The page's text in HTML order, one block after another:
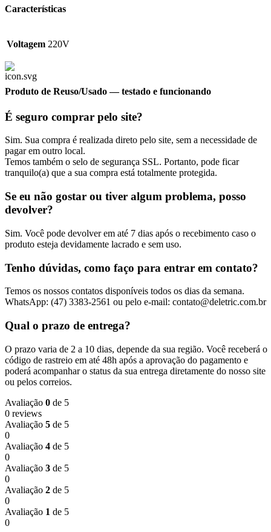
Características
Voltagem 220V
Produto de Reuso/Usado— testado e funcionando
É seguro comprar pelo site?
Sim. Sua compra é realizada direto pelo site, sem a necessidade de
pagar em outro local.
Temos também o selo de segurança SSL. Portanto, pode ficar
tranquilo(a) que a sua compra está totalmente protegida.
Se eu não gostar ou tiver algum problema, posso
devolver?
Sim. Você pode devolver em até 7 dias após o recebimento caso o
produto esteja devidamente lacrado e sem uso.
Tenho dúvidas, como faço para entrar em contato?
Temos os nossos contatos disponíveis todos os dias da semana.
WhatsApp: (47) 3383-2561 ou pelo e-mail: contato@deletric.com.br
Qual o prazo de entrega?
O prazo varia de 2 a 10 dias, depende da sua região. Você receberá o
código de rastreio em até 48h após a aprovação do pagamento e
poderá acompanhar o status da sua entrega diretamente do nosso site
ou pelos correios.
Avaliação 0 de 5
0 reviews
Avaliação 5 de 5
0
Avaliação 4 de 5
0
Avaliação 3 de 5
0
Avaliação 2 de 5
0
Avaliação 1 de 5
0